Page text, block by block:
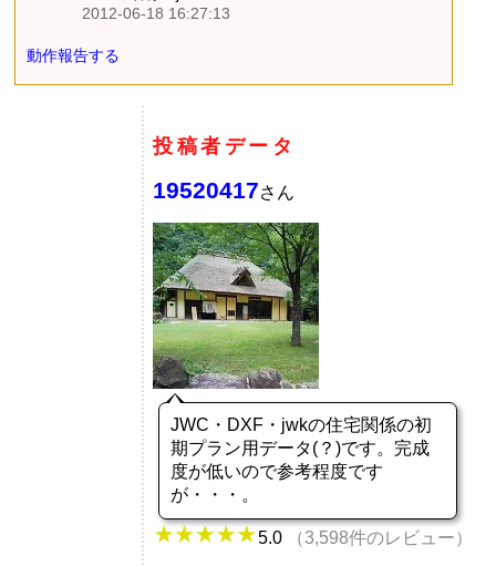
2012-06-18 16:27:13
動作報告する
投稿者データ
19520417さん
JWC・DXF・jwkの住宅関係の初
期プラン用データ(？)です。完成
度が低いので参考程度です
が・・・。
5.0 （3,598件のレビュー）